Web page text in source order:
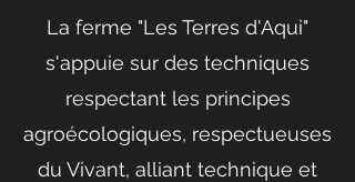
La ferme "Les Terres d'Aqui"
s'appuie sur des techniques
respectant les principes
agroécologiques, respectueuses
du Vivant, alliant technique et